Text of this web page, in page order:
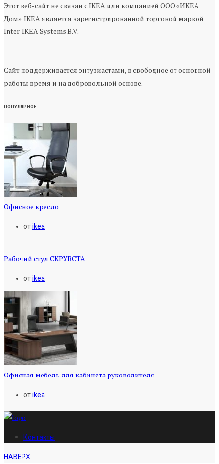
Этот веб-сайт не связан с IKEA или компанией ООО «ИКЕА
Дом». IKEA является зарегистрированной торговой маркой
Inter-IKEA Systems B.V.
Сайт поддерживается энтузиастами, в свободное от основной
работы время и на добровольной основе.
ПОПУЛЯРНОЕ
Офисное кресло
отikea
Рабочий стул СКРУВСТА
отikea
Офисная мебель для кабинета руководителя
отikea
Контакты
НАВЕРХ